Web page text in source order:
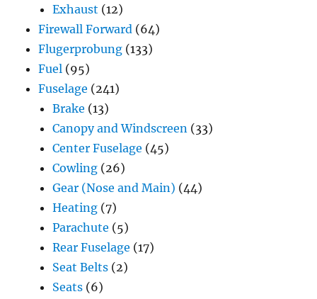
Exhaust (12)
Firewall Forward (64)
Flugerprobung (133)
Fuel (95)
Fuselage (241)
Brake (13)
Canopy and Windscreen (33)
Center Fuselage (45)
Cowling (26)
Gear (Nose and Main) (44)
Heating (7)
Parachute (5)
Rear Fuselage (17)
Seat Belts (2)
Seats (6)